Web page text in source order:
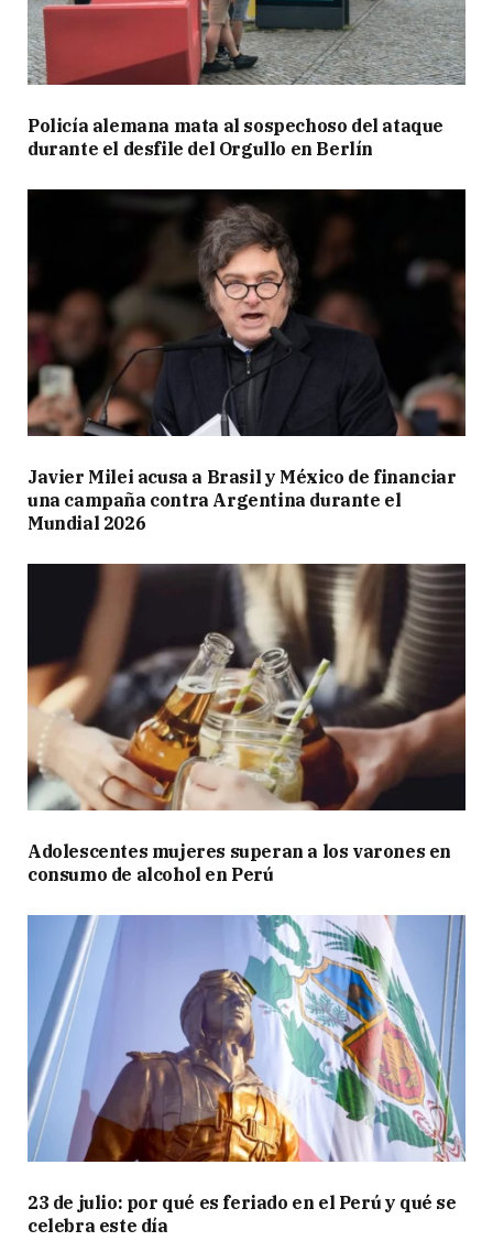
M
C
p
c
t
w
i
t
t
e
c
o
m
/
P
x
Y
N
2
J
y
4
—
y
a
n
o
v
a
n
l
a
v
r
Policía alemana mata al sospechoso del ataque
durante el desfile del Orgullo en Berlín
Javier Milei acusa a Brasil y México de financiar
una campaña contra Argentina durante el
Mundial 2026
Adolescentes mujeres superan a los varones en
consumo de alcohol en Perú
23 de julio: por qué es feriado en el Perú y qué se
celebra este día